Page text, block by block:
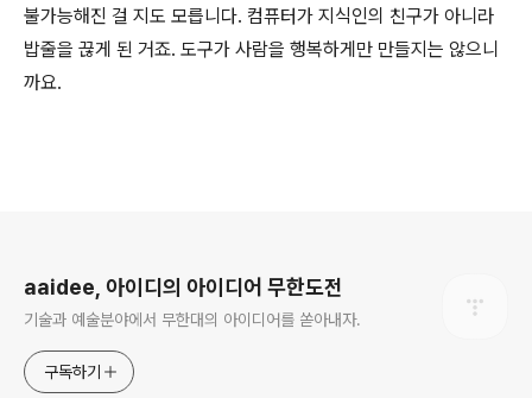
불가능해진 걸 지도 모릅니다. 컴퓨터가 지식인의 친구가 아니라
밥줄을 끊게 된 거죠. 도구가 사람을 행복하게만 만들지는 않으니
까요.
aaidee, 아이디의 아이디어 무한도전
기술과 예술분야에서 무한대의 아이디어를 쏟아내자.
구독하기